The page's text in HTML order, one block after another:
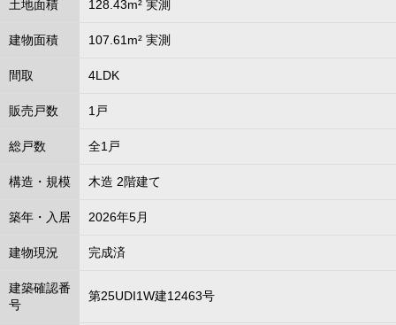
土地面積 128.43m² 実測
建物面積 107.61m² 実測
間取 4LDK
販売戸数 1戸
総戸数 全1戸
構造・規模 木造 2階建て
築年・入居 2026年5月
建物現況 完成済
建築確認番
号
第25UDI1W建12463号